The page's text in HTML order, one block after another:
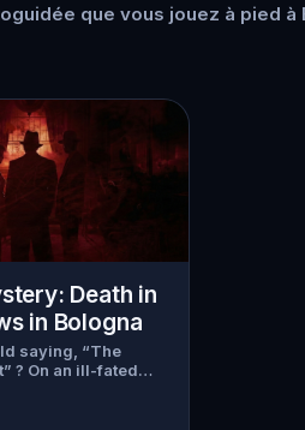
que vous jouez à pied
Death in
in Bologna
saying, “The
? On an ill-fated
terribly wrong for
and Walter Bridges